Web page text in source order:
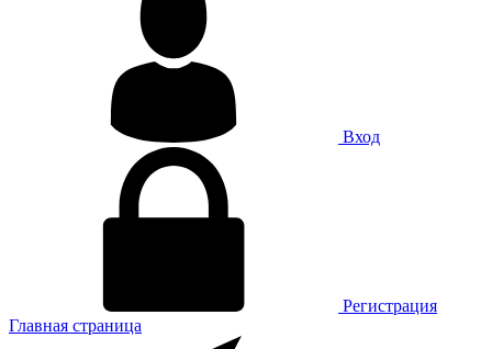
Вход
Регистрация
Главная страница